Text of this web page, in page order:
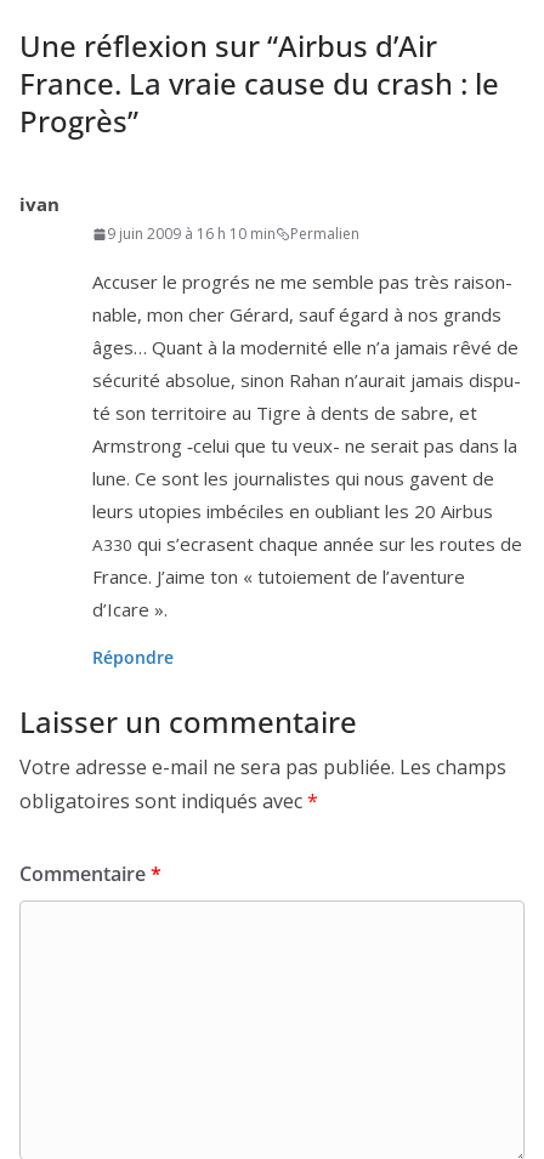
Une réflexion sur “Airbus d’Air
France. La vraie cause du crash : le
Progrès”
ivan
9 juin 2009 à 16 h 10 min Permalien
Accuser le pro­grés ne me semble pas très rai­son­
nable, mon cher Gérard, sauf égard à nos grands
âges… Quant à la moder­ni­té elle n’a jamais rêvé de
sécu­ri­té abso­lue, sinon Rahan n’au­rait jamais dis­pu­
té son ter­ri­toire au Tigre à dents de sabre, et
Armstrong ‑celui que tu veux- ne serait pas dans la
lune. Ce sont les jour­na­listes qui nous gavent de
leurs uto­pies imbé­ciles en oubliant les 20 Airbus
A330 qui s’e­crasent chaque année sur les routes de
France. J’aime ton « tutoie­ment de l’a­ven­ture
d’Icare ».
Répondre
Laisser un commentaire
Votre adresse e-mail ne sera pas publiée. Les champs
obligatoires sont indiqués avec*
Commentaire*